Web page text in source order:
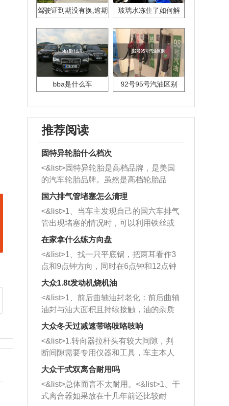
驾驶证到期没有换,逾期
玻璃水冻住了如何解
bba是什么车 92号95号汽油区别
推荐阅读
固特异轮胎什么档次
<&list>固特异轮胎是高档品牌，是美国
的汽车轮胎品牌。虽然是高档轮胎品
牌，但是中高低端的轮胎都有生产，这
也是为了更好的开拓市场。
国六排气管堵塞怎么清理
<&list>1、当车主发现自己的国六车排气
管出现堵塞的情况时，可以利用铁丝或
者是细棍，直接将杂物给取出来，如果
堵塞情况比较严重，也可以采取应急措
施。 <&list>2、直接利用木棍将所有的
杂物推到排气管里面的位置处，然后将
三元催化器拆解开，就可以将堵塞的东
西取出来。但如果是因为积碳过多引起
的堵塞，就需要将三元催化器泡在草酸
洗剂对堵塞的情况得到解决，将清洗剂
放在燃油箱中，与燃油混合后，车辆启
动时，就可以和汽油一起进入到燃烧
室，最后形成废气排出，就可以让三元
催化器得到清洗，排气管堵塞的情况就
能够得到解决。
在家拿什么练方向盘
<&list>1、找一只平底锅，把两耳看作3
点和9点钟方向，同时在6点钟和12点钟
方向做一个标记。 <&list>2、双手握住
一圈半的练习，往右同样也要打相同的
圈数。 <&list>3、最后强调要反复练
习，这样就可以形成肌肉记忆，在真实
驾驶车辆时，不需要记忆也能打好方
向。
大众1.8t发动机烧机油
<&list>1、前后曲轴油封老化：前后曲轴
油封与油大面积且持续接触，油的杂质
和发动机内持续温度变化使其密封效果
逐渐减弱，导致渗油或漏油。<&list>2、
活塞间隙过大：积碳会使活塞环与缸体
的间隙扩大，导致机油流入燃烧室中，
造成烧机油。<&list>3、机油粘度。使用
机油粘度过小的话，同样会有烧机油现
象，机油粘度过小具有很好的流动性，
大众冬天过减速带咯吱咯吱响
<&list>1.转向器拉杆头有较大间隙，判
断间隙需要专用仪器和工具，车主本人
无法制作，需要将车辆送到修理厂或4s
店；<&list>2.车辆半轴套管防尘罩破
裂，破裂后会出现漏油现象，使半轴磨
损严重，磨损的半轴容易损坏，产生异
大众干式双离合耐用吗
<&list>总体而言不太耐用。<&list>1、干
式离合器如果放在十几年前还比较耐